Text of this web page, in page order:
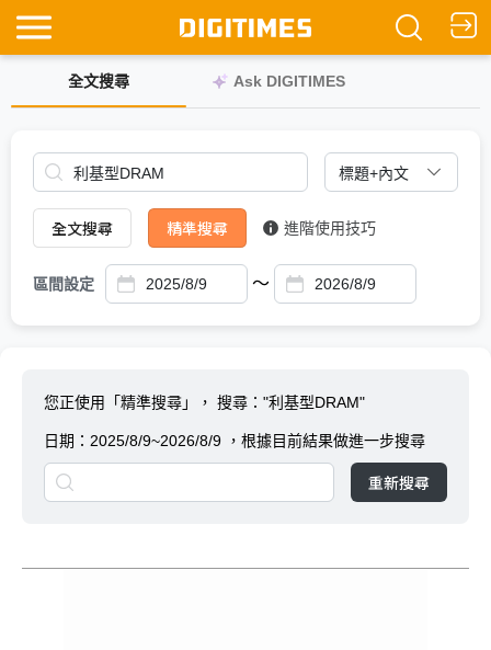
全文搜尋 Ask DIGITIMES
全文搜尋 精準搜尋 進階使用技巧
區間設定 ～
您正使用「精準搜尋」， 搜尋："利基型DRAM"
日期： 2025/8/9~2026/8/9 ，根據目前結果做進一步搜尋
重新搜尋